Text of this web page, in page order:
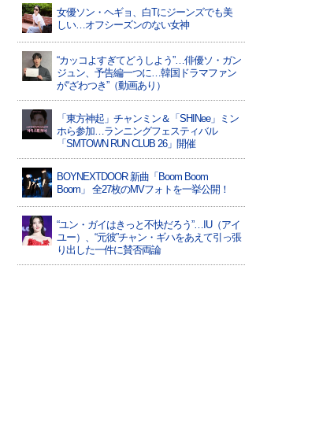
女優ソン・ヘギョ、白Tにジーンズでも美
しい…オフシーズンのない女神
“カッコよすぎてどうしよう”…俳優ソ・ガン
ジュン、予告編一つに…韓国ドラマファン
が“ざわつき”（動画あり）
「東方神起」チャンミン＆「SHINee」ミン
ホら参加…ランニングフェスティバル
「SMTOWN RUN CLUB 26」開催
BOYNEXTDOOR 新曲「Boom Boom
Boom」 全27枚のMVフォトを一挙公開！
“ユン・ガイはきっと不快だろう”…IU（アイ
ユー）、“元彼”チャン・ギハをあえて引っ張
り出した一件に賛否両論